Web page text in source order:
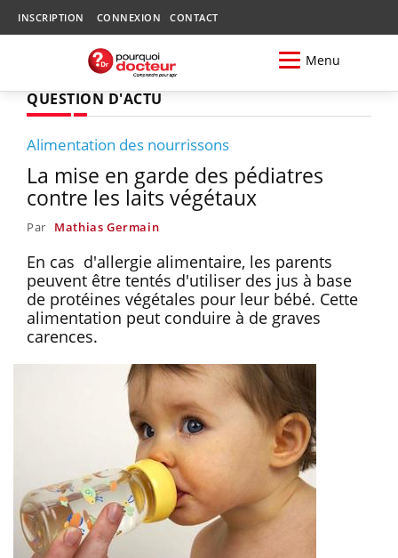
INSCRIPTION CONNEXION CONTACT
Menu
QUESTION D'ACTU
Alimentation des nourrissons
La mise en garde des pédiatres
contre les laits végétaux
Par Mathias Germain
En cas d'allergie alimentaire, les parents
peuvent être tentés d'utiliser des jus à base
de protéines végétales pour leur bébé. Cette
alimentation peut conduire à de graves
carences.